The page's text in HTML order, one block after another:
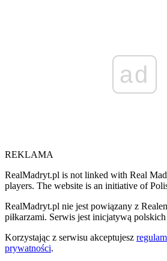
ad
REKLAMA
RealMadryt.pl is not linked with Real
players. The website is an initiative of
RealMadryt.pl nie jest powiązany z
piłkarzami. Serwis jest inicjatywą
Korzystając z serwisu akceptujesz
prywatności.